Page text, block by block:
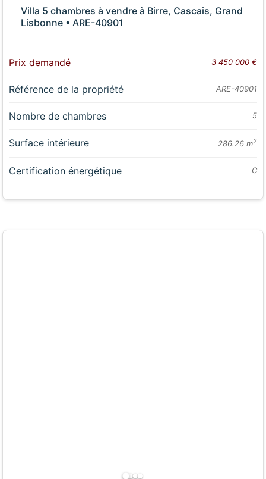
Villa 5 chambres à vendre à Birre, Cascais, Grand
Lisbonne • ARE-40901
Prix demandé 3 450 000 €
Référence de la propriété ARE-40901
Nombre de chambres 5
Surface intérieure 286.26 m2
Certification énergétique C